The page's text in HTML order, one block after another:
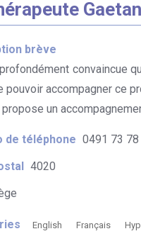
brève
convaincue
pouvoir accompagner ce
un
de téléphone 0491 73 78
4020
English Français